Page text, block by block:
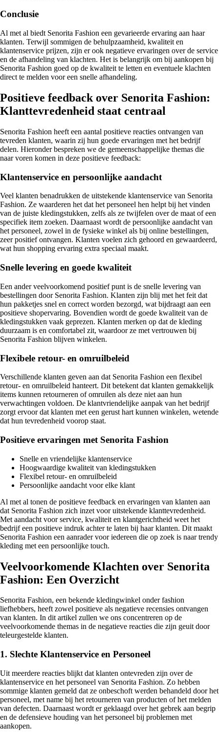
Conclusie
Al met al biedt Senorita Fashion een gevarieerde ervaring aan haar
klanten. Terwijl sommigen de behulpzaamheid, kwaliteit en
klantenservice prijzen, zijn er ook negatieve ervaringen over de service
en de afhandeling van klachten. Het is belangrijk om bij aankopen bij
Senorita Fashion goed op de kwaliteit te letten en eventuele klachten
direct te melden voor een snelle afhandeling.
Positieve feedback over Senorita Fashion:
Klanttevredenheid staat centraal
Senorita Fashion heeft een aantal positieve reacties ontvangen van
tevreden klanten, waarin zij hun goede ervaringen met het bedrijf
delen. Hieronder bespreken we de gemeenschappelijke themas die
naar voren komen in deze positieve feedback:
Klantenservice en persoonlijke aandacht
Veel klanten benadrukken de uitstekende klantenservice van Senorita
Fashion. Ze waarderen het dat het personeel hen helpt bij het vinden
van de juiste kledingstukken, zelfs als ze twijfelen over de maat of een
specifiek item zoeken. Daarnaast wordt de persoonlijke aandacht van
het personeel, zowel in de fysieke winkel als bij online bestellingen,
zeer positief ontvangen. Klanten voelen zich gehoord en gewaardeerd,
wat hun shopping ervaring extra speciaal maakt.
Snelle levering en goede kwaliteit
Een ander veelvoorkomend positief punt is de snelle levering van
bestellingen door Senorita Fashion. Klanten zijn blij met het feit dat
hun pakketjes snel en correct worden bezorgd, wat bijdraagt aan een
positieve shopervaring. Bovendien wordt de goede kwaliteit van de
kledingstukken vaak geprezen. Klanten merken op dat de kleding
duurzaam is en comfortabel zit, waardoor ze met vertrouwen bij
Senorita Fashion blijven winkelen.
Flexibele retour- en omruilbeleid
Verschillende klanten geven aan dat Senorita Fashion een flexibel
retour- en omruilbeleid hanteert. Dit betekent dat klanten gemakkelijk
items kunnen retourneren of omruilen als deze niet aan hun
verwachtingen voldoen. De klantvriendelijke aanpak van het bedrijf
zorgt ervoor dat klanten met een gerust hart kunnen winkelen, wetende
dat hun tevredenheid voorop staat.
Positieve ervaringen met Senorita Fashion
Snelle en vriendelijke klantenservice
Hoogwaardige kwaliteit van kledingstukken
Flexibel retour- en omruilbeleid
Persoonlijke aandacht voor elke klant
Al met al tonen de positieve feedback en ervaringen van klanten aan
dat Senorita Fashion zich inzet voor uitstekende klanttevredenheid.
Met aandacht voor service, kwaliteit en klantgerichtheid weet het
bedrijf een positieve indruk achter te laten bij haar klanten. Dit maakt
Senorita Fashion een aanrader voor iedereen die op zoek is naar trendy
kleding met een persoonlijke touch.
Veelvoorkomende Klachten over Senorita
Fashion: Een Overzicht
Senorita Fashion, een bekende kledingwinkel onder fashion
liefhebbers, heeft zowel positieve als negatieve recensies ontvangen
van klanten. In dit artikel zullen we ons concentreren op de
veelvoorkomende themas in de negatieve reacties die zijn geuit door
teleurgestelde klanten.
1. Slechte Klantenservice en Personeel
Uit meerdere reacties blijkt dat klanten ontevreden zijn over de
klantenservice en het personeel van Senorita Fashion. Zo hebben
sommige klanten gemeld dat ze onbeschoft werden behandeld door het
personeel, met name bij het retourneren van producten of het melden
van defecten. Daarnaast wordt er geklaagd over het gebrek aan begrip
en de defensieve houding van het personeel bij problemen met
aankopen.